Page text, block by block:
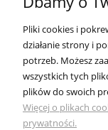
Pliki cookies i
działanie strony i
potrzeb. Możesz
wszystkich tych
plików do swoich
Więcej o plikach
prywatności.